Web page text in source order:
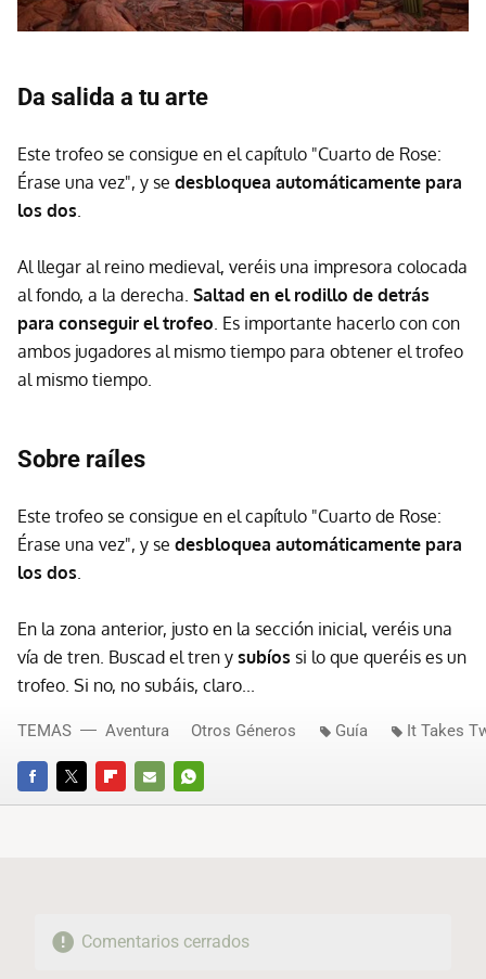
Da salida a tu arte
Este trofeo se consigue en el capítulo "Cuarto de Rose:
Érase una vez", y se desbloquea automáticamente para
los dos
Al llegar al reino medieval, veréis una impresora colocada
al fondo, a la derecha. Saltad en el rodillo de detrás
para conseguir el trofeo . Es importante hacerlo con con
ambos jugadores al mismo tiempo para obtener el trofeo
al mismo tiempo.
Sobre raíles
Este trofeo se consigue en el capítulo "Cuarto de Rose:
Érase una vez", y se desbloquea automáticamente para
los dos
En la zona anterior, justo en la sección inicial, veréis una
vía de tren. Buscad el tren y subíos si lo que queréis es un
trofeo. Si no, no subáis, claro...
FACEBOOKTWITTERFLIPBOARD
E-
WHATSAPP
TEMAS Aventura Otros Géneros Guía It Takes
Comentarios cerrados